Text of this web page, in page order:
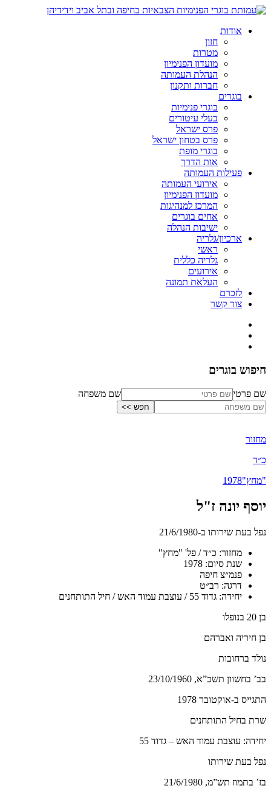
אודות
חזון
מטרות
מועדון הפנימיון
הנהלת העמותה
חברות ותקנון
בוגרים
בוגרי פנימיות
בעלי עיטורים
פרס ישראל
פרס בטחון ישראל
בוגרי מופת
אות הדרך
פעילות העמותה
אירועי העמותה
מועדון הפנימיון
המרכז למנהיגות
אחים בוגרים
ישיבות הנהלה
ארכיון/גלריה
ראשי
גלריה כללית
אירועים
העלאת תמונה
לזכרם
צור קשר
חיפוש בוגרים
שם פרטי שם משפחה
מחזור
כ״ד
"מחץ"1978
יוסף יונה ז"ל
נפל בעת שירותו ב-21/6/1980
מחזור: כ״ד / פל' "מחץ"
שנת סיום: 1978
פנמ״צ חיפה
דרגה: רב״ט
יחידה: גדוד 55 / עוצבת עמוד האש / חיל התותחנים
בן 20 בנופלו
בן חיריה ואברהם
נולד ברחובות
בב’ בחשוון תשכ”א, 23/10/1960
התגייס ב-אוקטובר 1978
שרת בחיל התותחנים
יחידה: עוצבת עמוד האש – גדוד 55
נפל בעת שירותו
בז’ בתמוז תש”מ, 21/6/1980